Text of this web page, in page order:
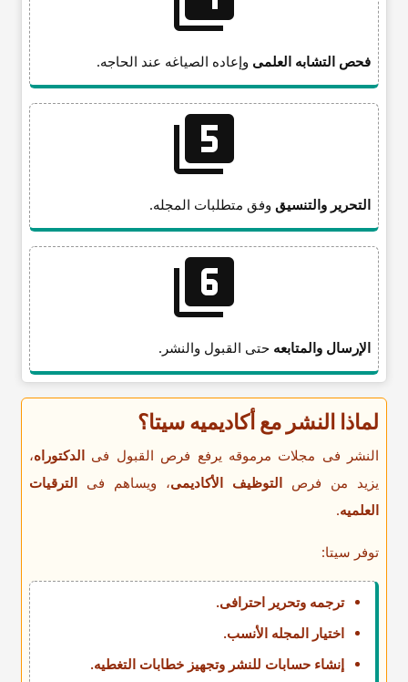
فحص التشابه العلمی وإعاده الصیاغه عند الحاجه.
التحریر والتنسیق وفق متطلبات المجله.
الإرسال والمتابعه حتى القبول والنشر.
لماذا النشر مع أکادیمیه سیتا؟
النشر فی مجلات مرموقه یرفع فرص القبول فی الدکتوراه،
یزید من فرص التوظیف الأکادیمی، ویساهم فی الترقیات
العلمیه.
توفر سیتا:
ترجمه وتحریر احترافی.
اختیار المجله الأنسب.
إنشاء حسابات للنشر وتجهیز خطابات التغطیه.